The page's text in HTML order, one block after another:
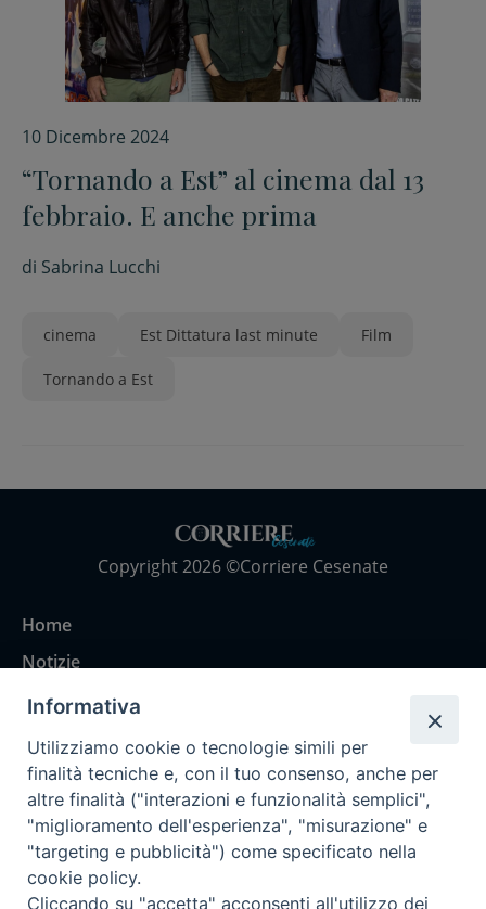
10 Dicembre 2024
“Tornando a Est” al cinema dal 13
febbraio. E anche prima
di Sabrina Lucchi
cinema Est Dittatura last minute Film
Tornando a Est
Copyright 2026 ©Corriere Cesenate
Home
Notizie
Rubriche
Chi siamo
Come abbonarsi
Contatti
Informativa
Utilizziamo cookie o tecnologie simili per
finalità tecniche e, con il tuo consenso, anche per
altre finalità ("interazioni e funzionalità semplici",
"miglioramento dell'esperienza", "misurazione" e
"targeting e pubblicità") come specificato nella
cookie policy.
Cliccando su "accetta" acconsenti all'utilizzo dei